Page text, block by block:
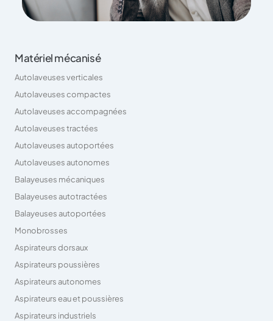
Matériel mécanisé
Autolaveuses verticales
Autolaveuses compactes
Autolaveuses accompagnées
Autolaveuses tractées
Autolaveuses autoportées
Autolaveuses autonomes
Balayeuses mécaniques
Balayeuses autotractées
Balayeuses autoportées
Monobrosses
Aspirateurs dorsaux
Aspirateurs poussières
Aspirateurs autonomes
Aspirateurs eau et poussières
Aspirateurs industriels